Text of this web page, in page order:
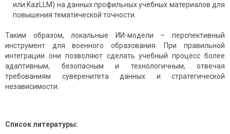
или KazLLM) на данных профильных учебных материалов для
повышения тематической точности.
Таким образом, локальные ИИ-модели – перспективный
инструмент для военного образования. При правильной
интеграции они позволяют сделать учебный процесс более
адаптивным, безопасным и технологичным, отвечая
требованиям суверенитета данных и стратегической
независимости.
Список литературы: